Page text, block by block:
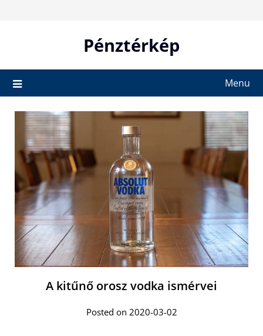
Pénztérkép
Menu
A kitűnő orosz vodka ismérvei
Posted on 2020-03-02